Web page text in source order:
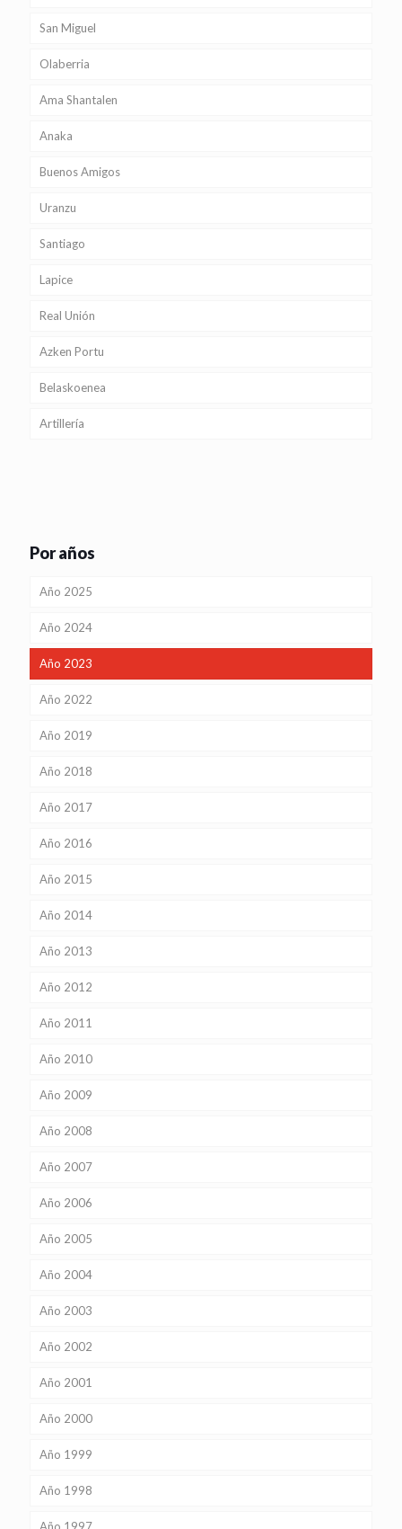
San Miguel
Olaberria
Ama Shantalen
Anaka
Buenos Amigos
Uranzu
Santiago
Lapice
Real Unión
Azken Portu
Belaskoenea
Artillería
Por años
Año 2025
Año 2024
Año 2023
Año 2022
Año 2019
Año 2018
Año 2017
Año 2016
Año 2015
Año 2014
Año 2013
Año 2012
Año 2011
Año 2010
Año 2009
Año 2008
Año 2007
Año 2006
Año 2005
Año 2004
Año 2003
Año 2002
Año 2001
Año 2000
Año 1999
Año 1998